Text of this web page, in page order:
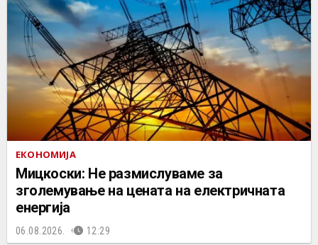
ЕКОНОМИЈА
Мицкоски: Не размислуваме за
зголемување на цената на електричната
енергија
06.08.2026. 12:29